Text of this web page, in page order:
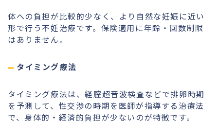
体への負担が比較的少なく、より自然な妊娠に近い
形で行う不妊治療です。保険適用に年齢・回数制限
はありません。
タイミング療法
タイミング療法は、経腟超音波検査などで排卵時期
を予測して、性交渉の時期を医師が指導する治療法
で、身体的・経済的負担が少ないのが特徴です。